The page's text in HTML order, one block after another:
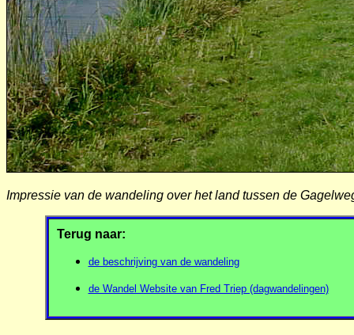
Impressie van de wandeling over het land tussen de
Terug naar:
de beschrijving van de wandeling
de Wandel Website van Fred Triep (dagwandelingen)